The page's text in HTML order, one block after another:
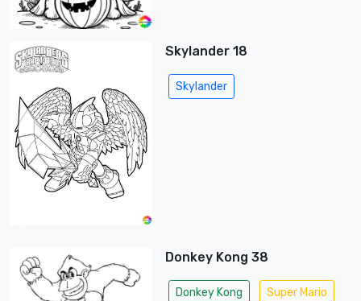
Skylander 18
Skylander
Donkey Kong 38
Donkey Kong Super Mario